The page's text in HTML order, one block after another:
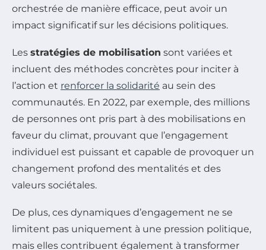
orchestrée de manière efficace, peut avoir un
impact significatif sur les décisions politiques.
Les stratégies de mobilisation sont variées et
incluent des méthodes concrètes pour inciter à
l’action et renforcer la solidarité au sein des
communautés. En 2022, par exemple, des millions
de personnes ont pris part à des mobilisations en
faveur du climat, prouvant que l’engagement
individuel est puissant et capable de provoquer un
changement profond des mentalités et des
valeurs sociétales.
De plus, ces dynamiques d’engagement ne se
limitent pas uniquement à une pression politique,
mais elles contribuent également à transformer